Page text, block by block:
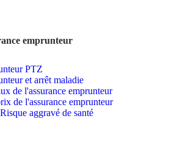
emprunteur
PTZ
et arrêt maladie
de l'assurance emprunteur
de l'assurance emprunteur
aggravé de santé